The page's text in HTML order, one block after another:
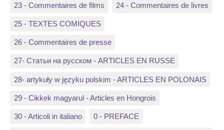
23 - Commentaires de films 24 - Commentaires de livres
25 - TEXTES COMIQUES
26 - Commentaires de presse
27- Статьи на русском - ARTICLES EN RUSSE
28- artykuły w języku polskim - ARTICLES EN POLONAIS
29 - Cikkek magyarul - Articles en Hongrois
30 - Articoli in italiano 0 - PREFACE